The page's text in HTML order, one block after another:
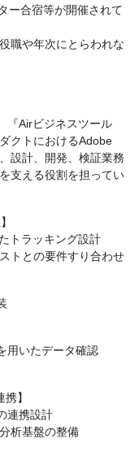
ー合宿等が開催されて
職や年次にとらわれな
『Airビジネスツール
クトにおけるAdobe
設計、開発、検証業務
支える役割を担ってい
トラッキング設計
トとの要件すり合わせ
用いたデータ確認
】
連携設計
析基盤の整備